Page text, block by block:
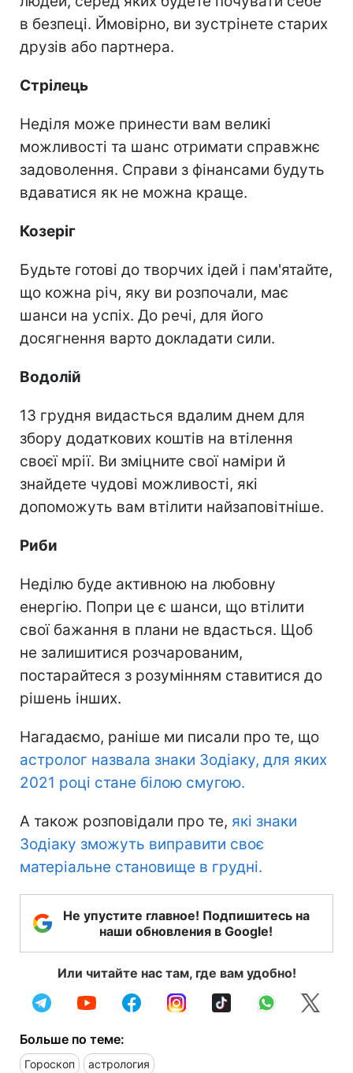
в безпеці. Ймовірно, ви зустрінете старих
друзів або партнера.
Стрілець
Неділя може принести вам великі
можливості та шанс отримати справжнє
задоволення. Справи з фінансами будуть
вдаватися як не можна краще.
Козеріг
Будьте готові до творчих ідей і пам'ятайте,
що кожна річ, яку ви розпочали, має
шанси на успіх. До речі, для його
досягнення варто докладати сили.
Водолій
13 грудня видасться вдалим днем для
збору додаткових коштів на втілення
своєї мрії. Ви зміцните свої наміри й
знайдете чудові можливості, які
допоможуть вам втілити найзаповітніше.
Риби
Неділю буде активною на любовну
енергію. Попри це є шанси, що втілити
свої бажання в плани не вдасться. Щоб
не залишитися розчарованим,
постарайтеся з розумінням ставитися до
рішень інших.
Нагадаємо, раніше ми писали про те, що
астролог назвала знаки Зодіаку, для яких
2021 році стане білою смугою.
А також розповідали про те, які знаки
Зодіаку зможуть виправити своє
матеріальне становище в грудні.
Не упустите главное! Подпишитесь на
наши обновления в Google!
Или читайте нас там, где вам удобно!
Больше по теме:
Гороскоп астрология